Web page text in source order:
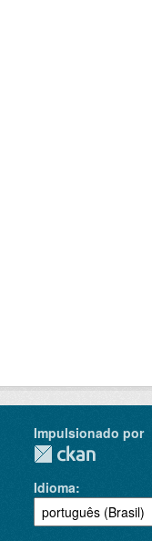
Impulsionado por
Idioma